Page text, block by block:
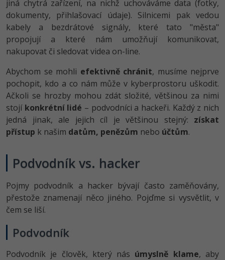
jiná chytrá zařízení, na nichž uchováváme data (fotky,
dokumenty, přihlašovací údaje). Silnicemi pak vedou
kabely a bezdrátové signály, které tato "města"
propojují a které nám umožňují komunikovat,
nakupovat či sledovat videa on-line.
Abychom se mohli efektivně chránit, musíme nejprve
pochopit, kdo a co nám může v kyberprostoru uškodit.
Ačkoli se hrozby mohou zdát složité, většinou za nimi
stojí konkrétní lidé – podvodníci a hackeři. Každý z nich
jedná jinak, ale jejich cíl je většinou stejný: získat
přístup k našim datům, penězům nebo účtům.
Podvodník vs. hacker
Pojmy podvodník a hacker bývají často zaměňovány,
přestože znamenají něco jiného. Pojďme si vysvětlit, v
čem se liší.
Podvodník
Podvodník je člověk, který nás úmyslně klame, aby